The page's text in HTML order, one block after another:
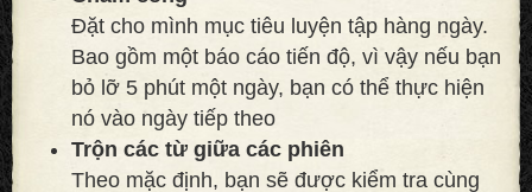
Đặt cho mình mục tiêu luyện tập hàng ngày.
Bao gồm một báo cáo tiến độ, vì vậy nếu bạn
bỏ lỡ 5 phút một ngày, bạn có thể thực hiện
nó vào ngày tiếp theo
Trộn các từ giữa các phiên
Theo mặc định, bạn sẽ được kiểm tra cùng